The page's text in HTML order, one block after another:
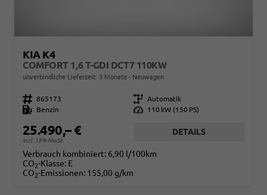
KIA K4
COMFORT 1,6 T-GDI DCT7 110KW
unverbindliche Lieferzeit: 3 Monate Neuwagen
Fahrzeugnr. 865173 Getriebe Automatik
Kraftstoff
Benzin Leistung 110 kW (150 PS)
25.490,– €
incl. 19% MwSt.
DETAILS
Verbrauch kombiniert: 6,90 l/100km
CO2-Klasse: E
CO2-Emissionen: 155,00 g/km